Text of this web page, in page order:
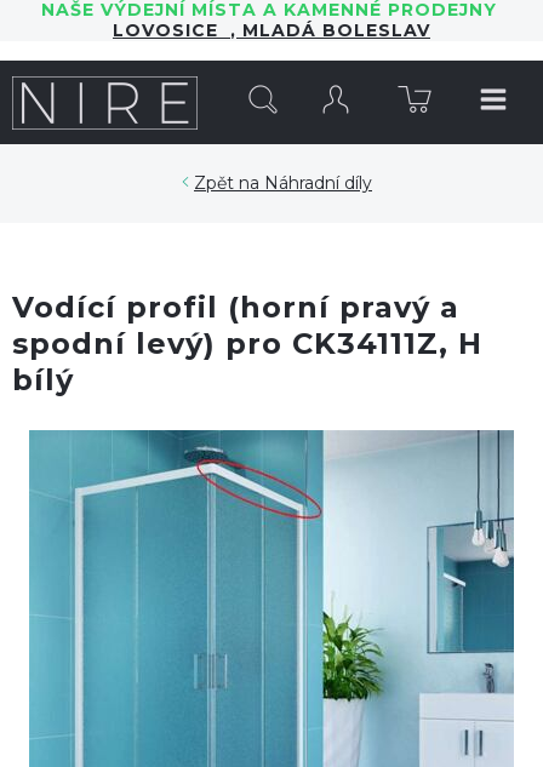
NAŠE VÝDEJNÍ MÍSTA A KAMENNÉ PRODEJNY
LOVOSICE , MLADÁ BOLESLAV
Náhradní díly
Vodící profil (horní pravý a
spodní levý) pro CK34111Z, H
bílý